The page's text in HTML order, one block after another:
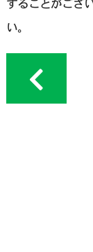
することがござ
い。